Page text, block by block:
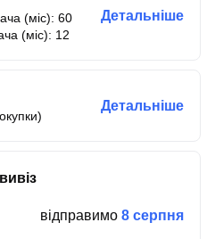
(міс): 60
(міс): 12
Детальніше
Детальніше
відправимо 8 серпня